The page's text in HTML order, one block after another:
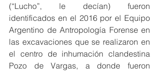
(“Lucho”, le decían) fueron
identificados en el 2016 por el Equipo
Argentino de Antropología Forense en
las excavaciones que se realizaron en
el centro de inhumación clandestina
Pozo de Vargas, a donde fueron